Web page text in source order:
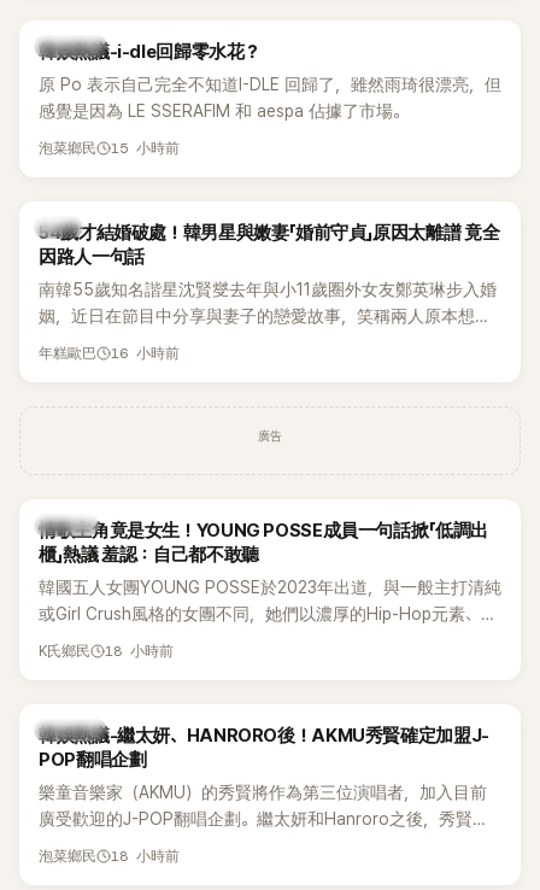
熱議討論
韓娛熱議-i-dle回歸零水花？
原 Po 表示自己完全不知道I-DLE 回歸了，雖然雨琦很漂亮，但
感覺是因為 LE SSERAFIM 和 aespa 佔據了市場。
泡菜鄉民 15 小時前
韓星
54歲才結婚破處！韓男星與嫩妻「婚前守貞」原因太離譜 竟全
因路人一句話
南韓55歲知名諧星沈賢燮去年與小11歲圈外女友鄭英琳步入婚
姻，近日在節目中分享與妻子的戀愛故事，笑稱兩人原本想享
受兩人世界，沒想到站在飯店門口時竟被路人認出，還一路替
年糕歐巴 16 小時前
廣告
K-POP
情歌主角竟是女生！YOUNG POSSE成員一句話掀「低調出
櫃」熱議 羞認：自己都不敢聽
韓國五人女團YOUNG POSSE於2023年出道，與一般主打清純
或Girl Crush風格的女團不同，她們以濃厚的Hip-Hop元素、自
創Rap及成員親自參與創作為特色，MV也融入美式街頭、塗
為第五代女團中極具辨識度的新生代代表之一。
K氏鄉民 18 小時前
熱議討論
韓娛熱議-繼太妍、HANRORO後！AKMU秀賢確定加盟J-
POP翻唱企劃
樂童音樂家（AKMU）的秀賢將作為第三位演唱者，加入目前
廣受歡迎的J-POP翻唱企劃。繼太妍和Hanroro之後，秀賢已
獲選為第三首翻唱歌曲的主唱，並於近期完成錄音。
泡菜鄉民 18 小時前